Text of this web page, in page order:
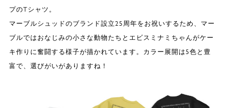
プのTシャツ。
マーブルシュッドのブランド設立25周年をお祝いするため、マー
ブルではおなじみの小さな動物たちとエビスミナミちゃんがケー
キ作りに奮闘する様子が描かれています。カラー展開は5色と豊
富で、選びがいがありますね！